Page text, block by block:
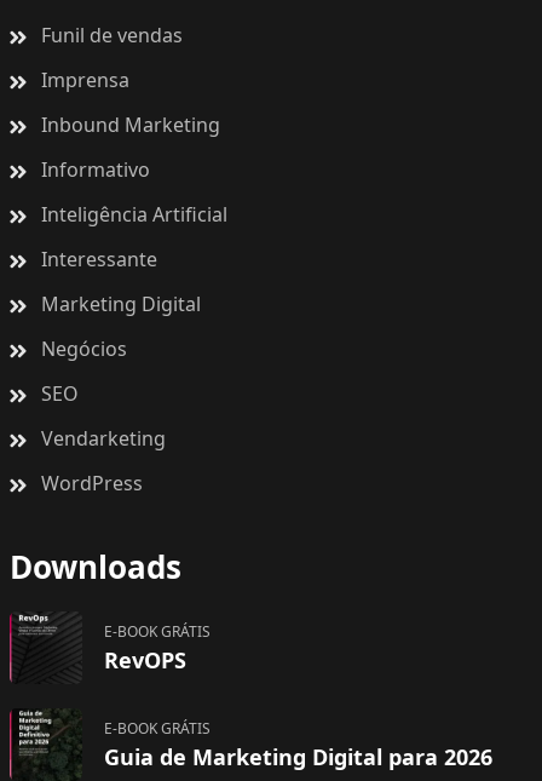
Funil de vendas
Imprensa
Inbound Marketing
Informativo
Inteligência Artificial
Interessante
Marketing Digital
Negócios
SEO
Vendarketing
WordPress
Downloads
E-BOOK GRÁTIS
RevOPS
E-BOOK GRÁTIS
Guia de Marketing Digital para 2026